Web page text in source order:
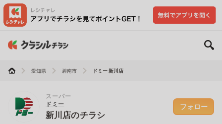
愛知県 碧南市 ドミー 新川店
スーパー
ドミー
新川店のチラシ
フォロー